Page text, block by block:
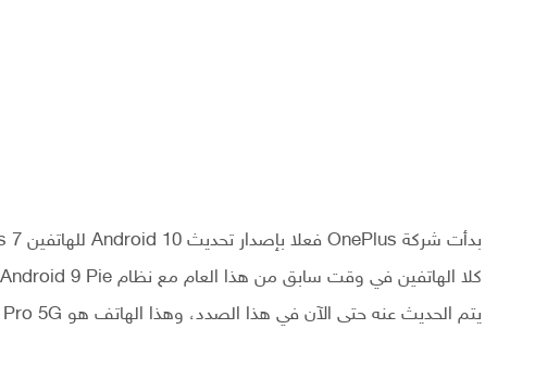
يتم الحديث عنه حتى الآن في هذا الصدد، وهذا الهاتف هو OnePlus 7 Pro 5G.